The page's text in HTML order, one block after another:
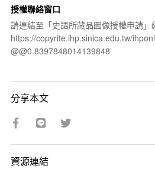
授權聯絡窗口
請連結至「史語所藏品圖像授權申請」
https://copyrite.ihp.sinica.edu.tw/
@@0.8397848014139848
分享本文
資源連結